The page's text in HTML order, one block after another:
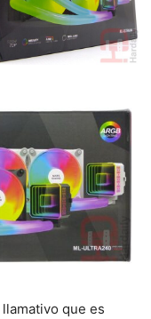
que es